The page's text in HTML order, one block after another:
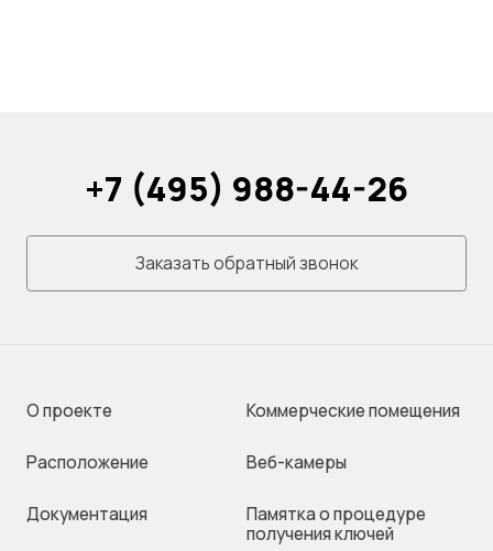
+7 (495) 988-44-26
Заказать обратный звонок
О проекте
Раcположение
Документация
Коммерческие помещения
Веб-камеры
Памятка о процедуре
получения ключей